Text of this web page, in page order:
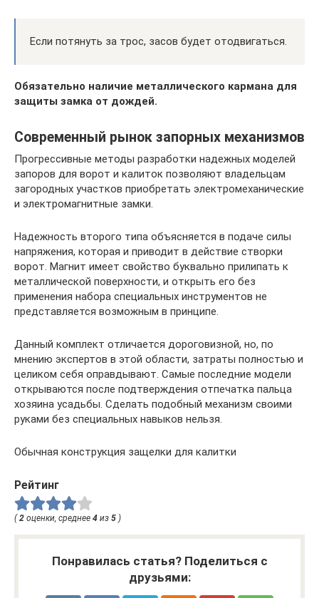
Если потянуть за трос, засов будет отодвигаться.
Обязательно наличие металлического кармана для
защиты замка от дождей.
Современный рынок запорных механизмов
Прогрессивные методы разработки надежных моделей
запоров для ворот и калиток позволяют владельцам
загородных участков приобретать электромеханические
и электромагнитные замки.
Надежность второго типа объясняется в подаче силы
напряжения, которая и приводит в действие створки
ворот. Магнит имеет свойство буквально прилипать к
металлической поверхности, и открыть его без
применения набора специальных инструментов не
представляется возможным в принципе.
Данный комплект отличается дороговизной, но, по
мнению экспертов в этой области, затраты полностью и
целиком себя оправдывают. Самые последние модели
открываются после подтверждения отпечатка пальца
хозяина усадьбы. Сделать подобный механизм своими
руками без специальных навыков нельзя.
Обычная конструкция защелки для калитки
Рейтинг
( 2 оценки, среднее 4 из 5 )
Понравилась статья? Поделиться с
друзьями: